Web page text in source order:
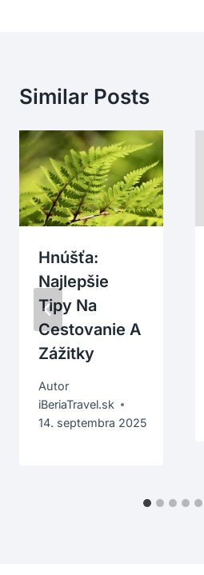
Similar Posts
Hnúšťa:
Najlepšie
Tipy Na
Cestovanie A
Zážitky
Autor
iBeriaTravel.sk
14. septembra 2025